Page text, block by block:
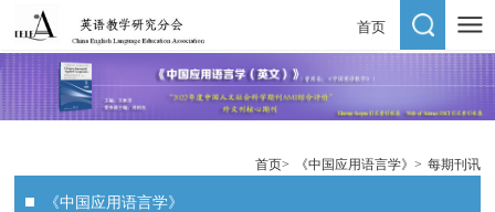
首页
首页> 《中国应用语言学》 > 每期刊讯
《中国应用语言学》